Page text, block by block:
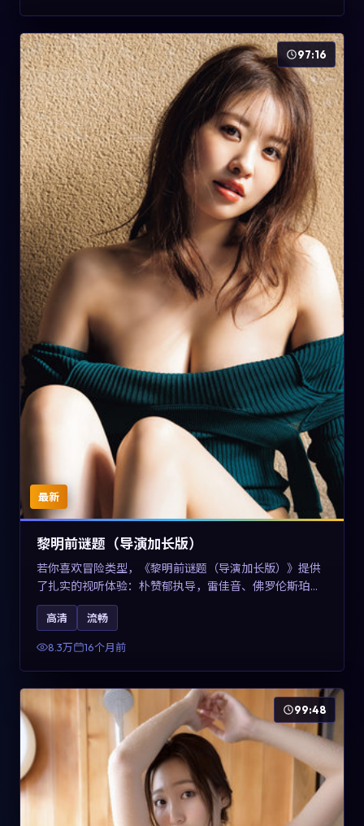
最新
97:16
黎明前谜题（导演加长版）
若你喜欢冒险类型，《黎明前谜题（导演加长版）》提供
了扎实的视听体验：朴赞郁执导，雷佳音、佛罗伦斯·珀与
章子怡共同演绎。影片2025年于美国上映，内容在有限空
间内完成高密度的戏剧冲突，关键词包含高清流畅、人物
关系与情节反转，适合检索「2025冒险」「美国电影」的
高清 流畅
8.3万 16个月前
99:48